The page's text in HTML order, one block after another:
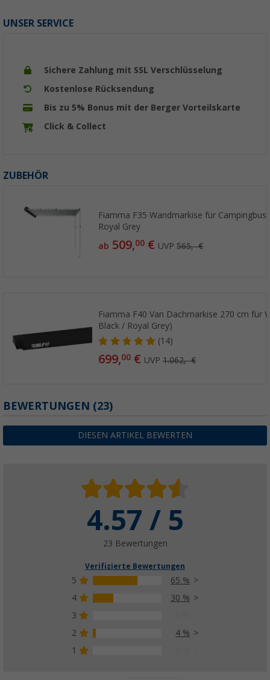
UNSER SERVICE
Sichere Zahlung mit SSL Verschlüsselung
Kostenlose Rücksendung
Bis zu 5% Bonus mit der Berger Vorteilskarte
Click & Collect
ZUBEHÖR
Fiamma F35 Wandmarkise für
Royal Grey
ab 509,00 € UVP565,- €
Fiamma F40 Van Dachmarkise 270 cm für
Black / Royal Grey)
(14)
699,00 € UVP1.062,- €
BEWERTUNGEN (23)
DIESEN ARTIKEL BEWERTEN
4.57 / 5
23 Bewertungen
Verifizierte Bewertungen
5
65 %
4
30 %
3
2
4 %
1